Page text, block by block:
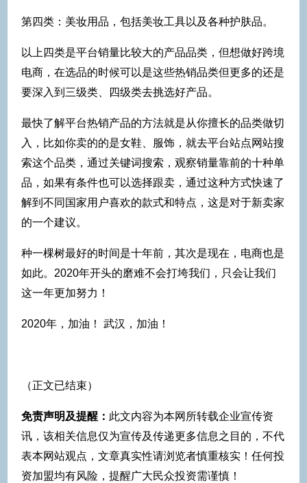
第四类：美妆用品，包括美妆工具以及各种护肤品。
以上四类是平台销量比较大的产品品类，但想做好跨境
电商，在选品的时候可以是这些热销品类但更多的还是
要深入到三级类、四级类去挑选好产品。
最快了解平台热销产品的方法就是从你擅长的品类做切
入，比如你卖的的是女鞋、服饰，就去平台站点网站搜
索这个品类，通过关键词搜索，观察销量靠前的十种单
品，如果有条件也可以选择跟卖，通过这种方式快速了
解到不同国家用户喜欢的款式和特点，这是对于新卖家
的一个建议。
种一棵树最好的时间是十年前，其次是现在，电商也是
如此。2020年开头的磨难不会打垮我们，只会让我们
这一年更加努力！
2020年，加油！ 武汉，加油！
（正文已结束）
免责声明及提醒： 此文内容为本网所转载企业宣传资
讯，该相关信息仅为宣传及传递更多信息之目的，不代
表本网站观点，文章真实性请浏览者慎重核实！任何投
资加盟均有风险，提醒广大民众投资需谨慎！